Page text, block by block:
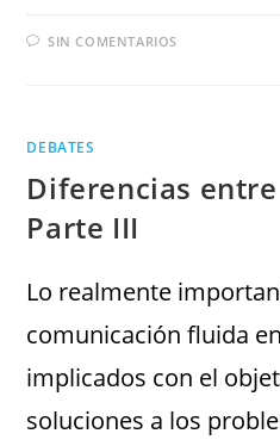
SIN COMENTARIOS
DEBATES
Diferencias entre
Parte III
Lo realmente
comunicación fluida
implicados con el
soluciones a los